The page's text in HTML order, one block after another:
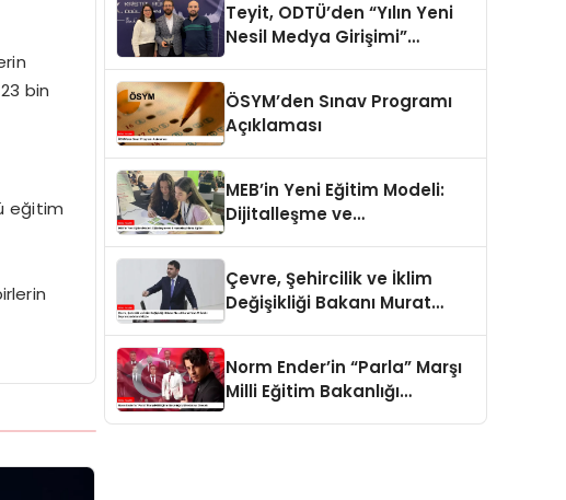
bin
eğitim
Teyit, ODTÜ’den “Yılın Yeni
Nesil Medya Girişimi”
ÖSYM’den Sınav Programı
Açıklaması
MEB’in Yeni Eğitim Modeli:
Dijitalleşme ve
Çevre, Şehircilik ve İklim
Değişikliği Bakanı Murat
Norm Ender’in “Parla” Marşı
Milli Eğitim Bakanlığı